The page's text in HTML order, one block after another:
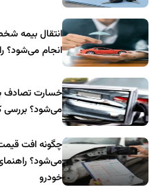
انتقال بیمه
انجام می‌شود؟
خسارت تصادف
می‌شود؟ بررسی
چگونه افت
می‌شود؟
خودرو